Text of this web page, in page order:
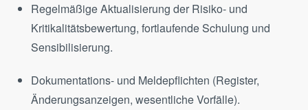
Regelmäßige Aktualisierung der Risiko- und
Kritikalitätsbewertung, fortlaufende Schulung und
Sensibilisierung.
Dokumentations- und Meldepflichten (Register,
Änderungsanzeigen, wesentliche Vorfälle).